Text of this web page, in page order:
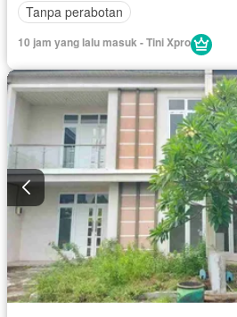
Tanpa perabotan
10 jam yang lalu masuk - Tini Xpro